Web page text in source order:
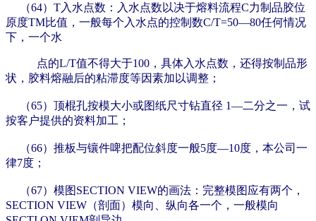
（64）T入水点数：入水点数以决于熔料流程C力制品胶位
原度TM比值，一般每个入水点的控制数C/T=50—80任何情况
下，一个水
点的L/T值不得大于100，具体入水点数，还得按制品形
状，胶料熔融后的粘滞度等因素加以调整；
（65）顶棍孔按模大小或图纸尺寸钻直径 1—二分之一，试
按客户提供的资料加工；
（66）推板与镶件啤把配位斜度一般5度—10度，本公司一
律7度；
（67）模图SECTION VIEW的画法：完整模图应有两个，
SECTION VIEW（剖面）模向、纵向各一个，一般模向